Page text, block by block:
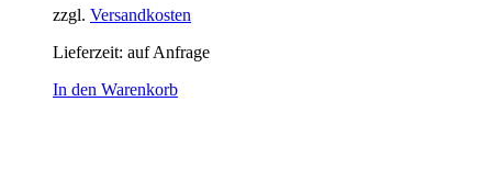
zzgl. Versandkosten
Lieferzeit: auf Anfrage
In den Warenkorb